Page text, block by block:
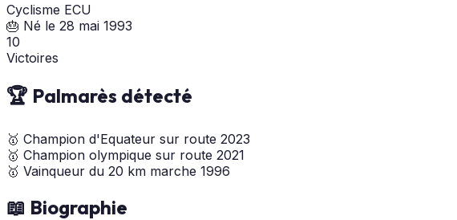
Cyclisme ECU
🎂 Né le 28 mai 1993
10
Victoires
🏆 Palmarès détecté
🥇 Champion d'Equateur sur route 2023
🥇 Champion olympique sur route 2021
🥇 Vainqueur du 20 km marche 1996
📖 Biographie